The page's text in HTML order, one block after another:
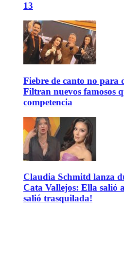
13
Fiebre de canto no para
Filtran nuevos famosos
competencia
Claudia Schmitd lanza
Cata Vallejos: Ella salió
salió trasquilada!